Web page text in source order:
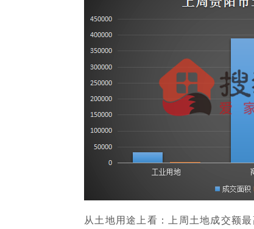
从土地用途上看：上周土地成交额